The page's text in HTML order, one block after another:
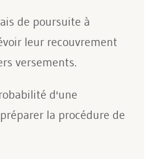
de poursuite à
leur recouvrement
versements.
d'une
la procédure de